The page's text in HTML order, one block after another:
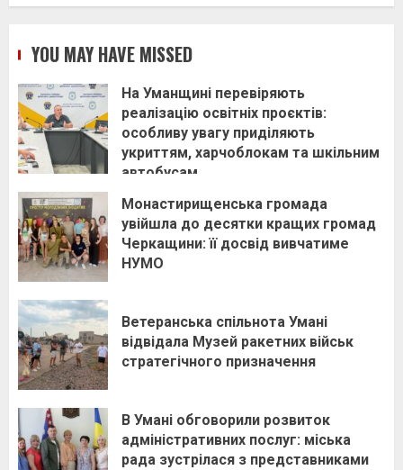
YOU MAY HAVE MISSED
На Уманщині перевіряють
реалізацію освітніх проєктів:
особливу увагу приділяють
укриттям, харчоблокам та шкільним
автобусам
Монастирищенська громада
увійшла до десятки кращих громад
Черкащини: її досвід вивчатиме
НУМО
Ветеранська спільнота Умані
відвідала Музей ракетних військ
стратегічного призначення
В Умані обговорили розвиток
адміністративних послуг: міська
рада зустрілася з представниками